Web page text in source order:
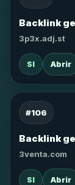
Backlink
3p3x.adj.st
SI Abrir
#106
Backlink
3venta.com
SI Abrir